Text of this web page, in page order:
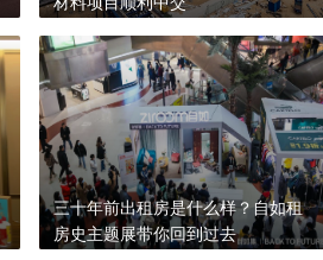
三十年前出租房是什么样？自如租
房史主题展带你回到过去